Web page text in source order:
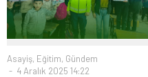
Asayiş, Eğitim, Gündem
4 Aralık 2025 14:22